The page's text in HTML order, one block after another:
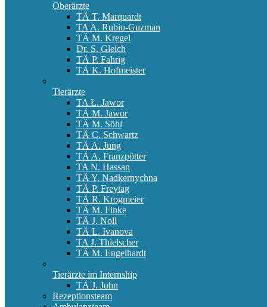
Oberärzte
TÄ T. Marquardt
TA A. Rubio-Guzman
TÄ M. Kregel
Dr. S. Gleich
TÄ P. Fahrig
TÄ K. Hofmeister
Tierärzte
TA Ł. Jawor
TÄ M. Jawor
TÄ M. Söhl
TÄ C. Schwartz
TÄ A. Jung
TÄ A. Franzpötter
TA N. Hassan
TÄ Y. Nadkernychna
TÄ P. Freytag
TÄ R. Krogmeier
TÄ M. Finke
TÄ J. Noll
TÄ L. Ivanova
TA J. Thielscher
TÄ M. Engelhardt
Tierärzte im Internship
TÄ J. John
Rezeptionsteam